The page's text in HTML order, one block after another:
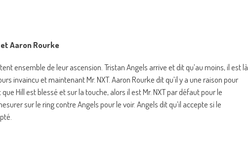
Aaron Rourke
ensemble de leur ascension. Tristan Angels arrive et dit qu’au moins, il est là
invaincu et maintenant Mr. NXT. Aaron Rourke dit qu’il y a une raison pour
Hill est blessé et sur la touche, alors il est Mr. NXT par défaut pour le
sur le ring contre Angels pour le voir. Angels dit qu’il accepte si le